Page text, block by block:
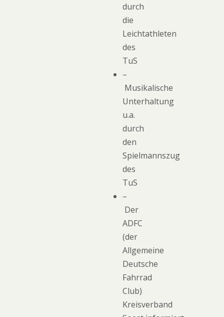
durch
die
Leichtathleten
des
TuS
–
Musikalische
Unterhaltung
u.a.
durch
den
Spielmannszug
des
TuS
–
Der
ADFC
(der
Allgemeine
Deutsche
Fahrrad
Club)
Kreisverband